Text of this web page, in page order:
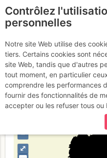
certaines pages ne sont plus
incomplètes, déconnectez-
compte sur le site.
Hunan
Type de région limite
⤢
–
Contrôlez
personnelles
Notre site Web utilise des
tiers. Certains cookies sont
site Web, tandis que d'autres
tout moment, en particulier
comprendre les performances
fournir des fonctionnalités de
accepter ou les refuser tous ou